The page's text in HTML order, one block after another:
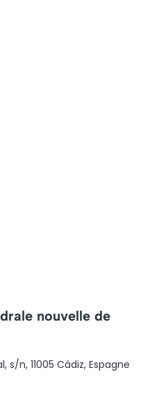
nouvelle de
s/n, 11005 Cádiz, Espagne